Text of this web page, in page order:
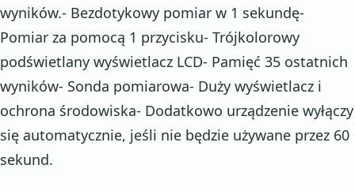
wyników.- Bezdotykowy pomiar w 1 sekundę-
Pomiar za pomocą 1 przycisku- Trójkolorowy
podświetlany wyświetlacz LCD- Pamięć 35 ostatnich
wyników- Sonda pomiarowa- Duży wyświetlacz i
ochrona środowiska- Dodatkowo urządzenie wyłączy
się automatycznie, jeśli nie będzie używane przez 60
sekund.